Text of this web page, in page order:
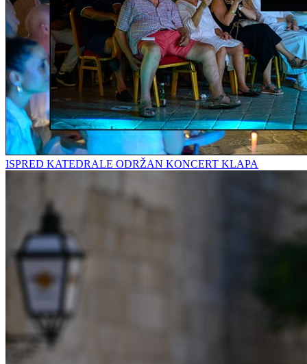
ISPRED KATEDRALE ODRŽAN KONCERT KLAPA